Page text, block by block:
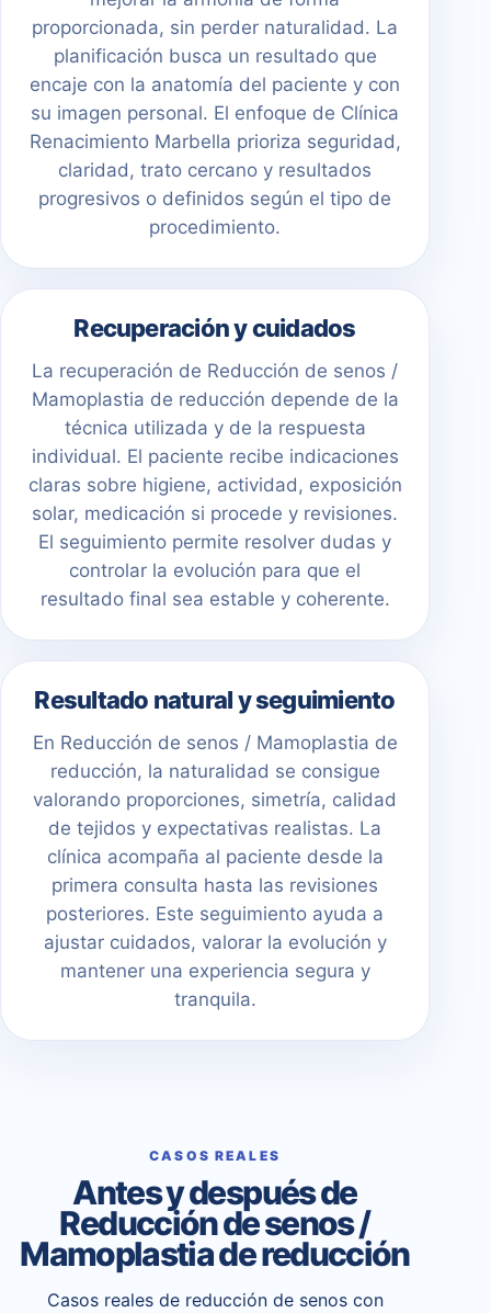
proporcionada, sin perder naturalidad. La
planificación busca un resultado que
encaje con la anatomía del paciente y con
su imagen personal. El enfoque de Clínica
Renacimiento Marbella prioriza seguridad,
claridad, trato cercano y resultados
progresivos o definidos según el tipo de
procedimiento.
Recuperación y cuidados
La recuperación de Reducción de senos /
Mamoplastia de reducción depende de la
técnica utilizada y de la respuesta
individual. El paciente recibe indicaciones
claras sobre higiene, actividad, exposición
solar, medicación si procede y revisiones.
El seguimiento permite resolver dudas y
controlar la evolución para que el
resultado final sea estable y coherente.
Resultado natural y seguimiento
En Reducción de senos / Mamoplastia de
reducción, la naturalidad se consigue
valorando proporciones, simetría, calidad
de tejidos y expectativas realistas. La
clínica acompaña al paciente desde la
primera consulta hasta las revisiones
posteriores. Este seguimiento ayuda a
ajustar cuidados, valorar la evolución y
mantener una experiencia segura y
tranquila.
CASOS REALES
Antes y después de
Reducción de senos /
Mamoplastia de reducción
Casos reales de reducción de senos con